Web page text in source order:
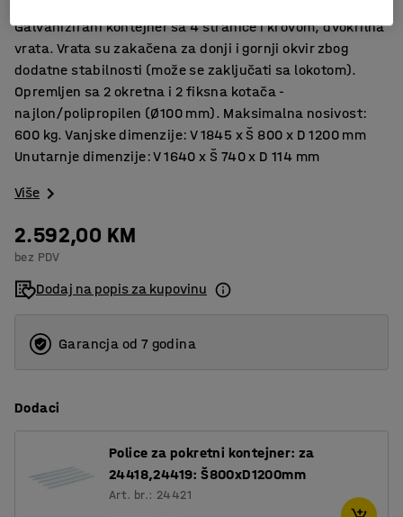
Galvanizirani kontejner sa 4 stranice i krovom, dvokrilna
vrata. Vrata su zakačena za donji i gornji okvir zbog
dodatne stabilnosti (može se zaključati sa lokotom).
Opremljen sa 2 okretna i 2 fiksna kotača -
najlon/polipropilen (Ø100 mm). Maksimalna nosivost:
600 kg. Vanjske dimenzije: V 1845 x Š 800 x D 1200 mm
Unutarnje dimenzije: V 1640 x Š 740 x D 114 mm
Više
2.592,00 KM
bez PDV
Dodaj na popis za kupovinu
Garancja od 7 godina
Dodaci
Police za pokretni kontejner: za
24418,24419: Š800xD1200mm
Art. br.: 24421